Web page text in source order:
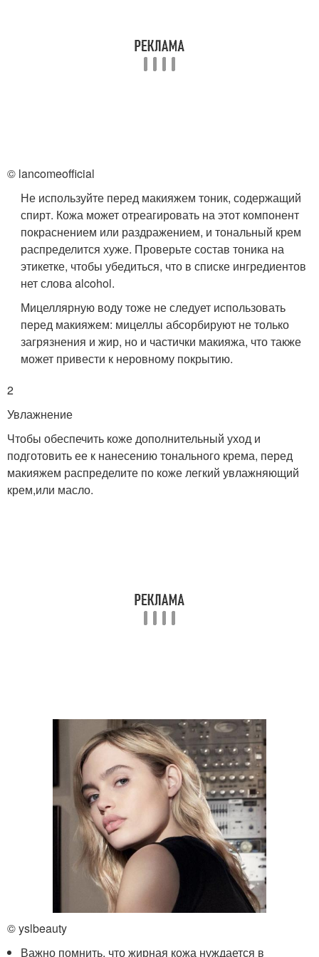
© lancomeofficial
Не используйте перед макияжем тоник, содержащий
спирт. Кожа может отреагировать на этот компонент
покраснением или раздражением, и тональный крем
распределится хуже. Проверьте состав тоника на
этикетке, чтобы убедиться, что в списке ингредиентов
нет слова alcohol.
Мицеллярную воду тоже не следует использовать
перед макияжем: мицеллы абсорбируют не только
загрязнения и жир, но и частички макияжа, что также
может привести к неровному покрытию.
2
Увлажнение
Чтобы обеспечить коже дополнительный уход и
подготовить ее к нанесению тонального крема, перед
макияжем распределите по коже легкий увлажняющий
крем,или масло.
© yslbeauty
Важно помнить, что жирная кожа нуждается в